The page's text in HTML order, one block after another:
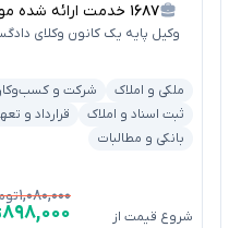
۱۶۸۷ خدمت ارائه شده موفق
وکیل پایه یک کانون وکلای
ملکی و املاک
شرکت و
ثبت اسناد و املاک
قرارداد و
بانکی و مطالبات
شروع قیمت از
۱,۰۸۰,۰۰۰
۸۹۸,۰۰۰